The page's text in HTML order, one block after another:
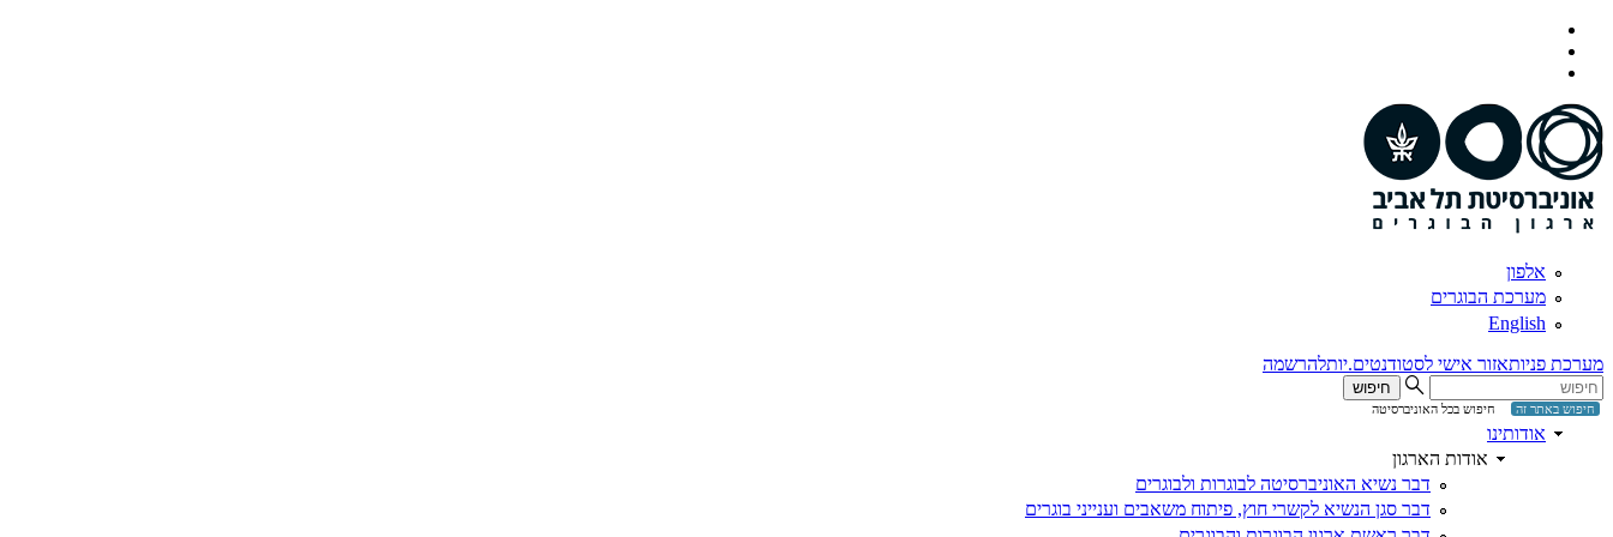
אלפון
מערכת הבוגרים
English
מערכת פניותאזור אישי לסטודנטים.יותלהרשמה
חיפוש
חיפוש באתר זה חיפוש בכל האוניברסיטה
אודותינו
אודות הארגון
דבר נשיא האוניברסיטה לבוגרות ולבוגרים
דבר סגן הנשיא לקשרי חוץ, פיתוח משאבים וענייני בוגרים